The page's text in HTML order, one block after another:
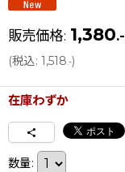
販売価格: 1,380.-
(税込: 1,518.-)
在庫わずか
数量: